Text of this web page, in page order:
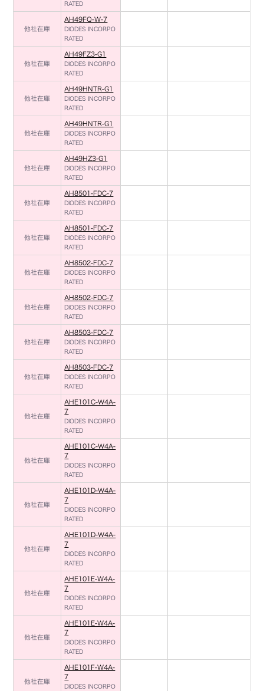
RATED
他社在庫
AH49FQ-W-7
DIODES INCORPO
RATED
他社在庫
AH49FZ3-G1
DIODES INCORPO
RATED
他社在庫
AH49HNTR-G1
DIODES INCORPO
RATED
他社在庫
AH49HNTR-G1
DIODES INCORPO
RATED
他社在庫
AH49HZ3-G1
DIODES INCORPO
RATED
他社在庫
AH8501-FDC-7
DIODES INCORPO
RATED
他社在庫
AH8501-FDC-7
DIODES INCORPO
RATED
他社在庫
AH8502-FDC-7
DIODES INCORPO
RATED
他社在庫
AH8502-FDC-7
DIODES INCORPO
RATED
他社在庫
AH8503-FDC-7
DIODES INCORPO
RATED
他社在庫
AH8503-FDC-7
DIODES INCORPO
RATED
他社在庫
AHE101C-W4A-
7
DIODES INCORPO
RATED
他社在庫
AHE101C-W4A-
7
DIODES INCORPO
RATED
他社在庫
AHE101D-W4A-
7
DIODES INCORPO
RATED
他社在庫
AHE101D-W4A-
7
DIODES INCORPO
RATED
他社在庫
AHE101E-W4A-
7
DIODES INCORPO
RATED
他社在庫
AHE101E-W4A-
7
DIODES INCORPO
RATED
他社在庫
AHE101F-W4A-
7
DIODES INCORPO